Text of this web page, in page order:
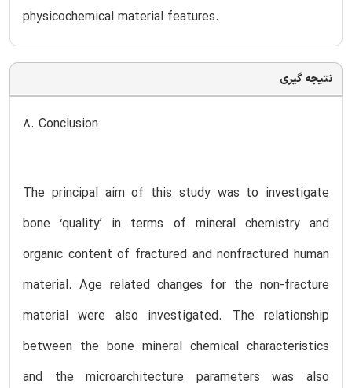
physicochemical material features.
نتیجه گیری
8. Conclusion
The principal aim of this study was to investigate
bone ‘quality’ in terms of mineral chemistry and
organic content of fractured and nonfractured human
material. Age related changes for the non-fracture
material were also investigated. The relationship
between the bone mineral chemical characteristics
and the microarchitecture parameters was also